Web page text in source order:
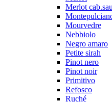
Merlot
Mourvedre
Nebbiolo
Negro amaro
Petite sirah
Pinot nero
Pinot noir
Primitivo
Refosco
Ruché